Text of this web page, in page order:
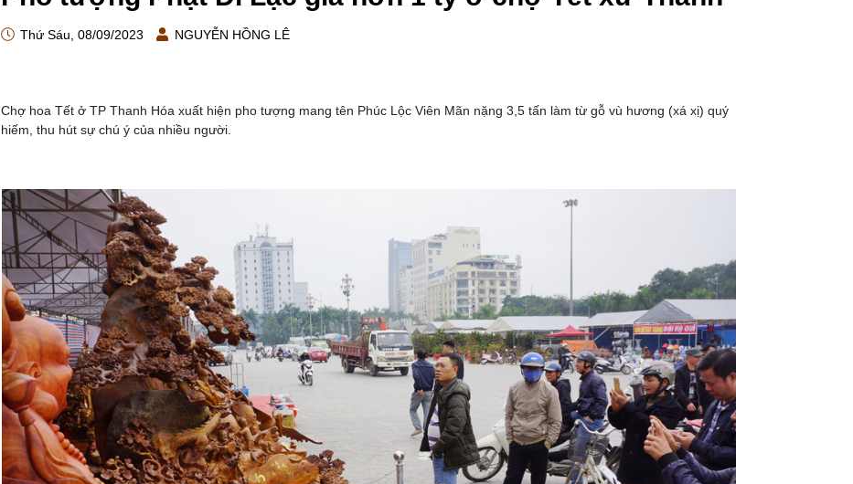
Thứ Sáu, 08/09/2023 NGUYỄN HỒNG LÊ
Chợ hoa Tết ở TP Thanh Hóa xuất hiện pho tượng mang tên Phúc Lộc Viên Mãn nặng 3,5 tấn làm từ gỗ vù hương (xá xị) quý
hiếm, thu hút sự chú ý của nhiều người.